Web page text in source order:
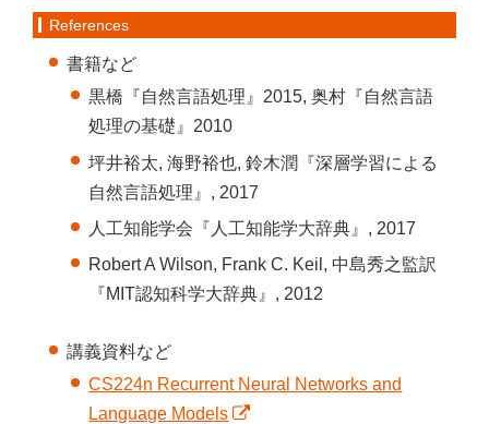
References
書籍など
黒橋『自然言語処理』2015, 奥村『自然言語
処理の基礎』2010
坪井裕太, 海野裕也, 鈴木潤『深層学習による
自然言語処理』, 2017
人工知能学会『人工知能学大辞典』, 2017
Robert A Wilson, Frank C. Keil, 中島秀之監訳
『MIT認知科学大辞典』, 2012
講義資料など
CS224n Recurrent Neural Networks and
Language Models